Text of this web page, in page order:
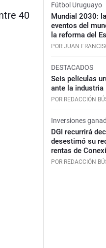
40
Fútbol Uruguayo
Mundial 2030:
eventos del
la reforma del
POR JUAN
DESTACADOS
Seis películas
ante la industria
POR REDACCIÓN
Inversiones
DGI recurrirá
desestimó su
rentas de
POR REDACCIÓN